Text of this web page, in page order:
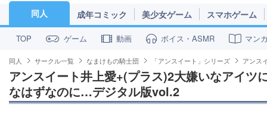
同人 成年コミック 美少女ゲーム スマホゲーム
TOP ゲーム 動画 ボイス・ASMR マン
同人 サークル一覧 なまけもの騎士団 「アンスイート」シリーズ アンス
アンスイート井上愛+(プラス)2大嫌いなアイ
なはずなのに…デジタル版vol.2